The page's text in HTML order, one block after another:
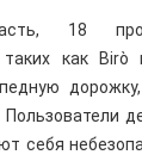
18
как Birò
себя